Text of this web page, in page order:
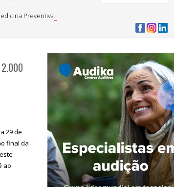
Preventiva»
29 de
final da
ao